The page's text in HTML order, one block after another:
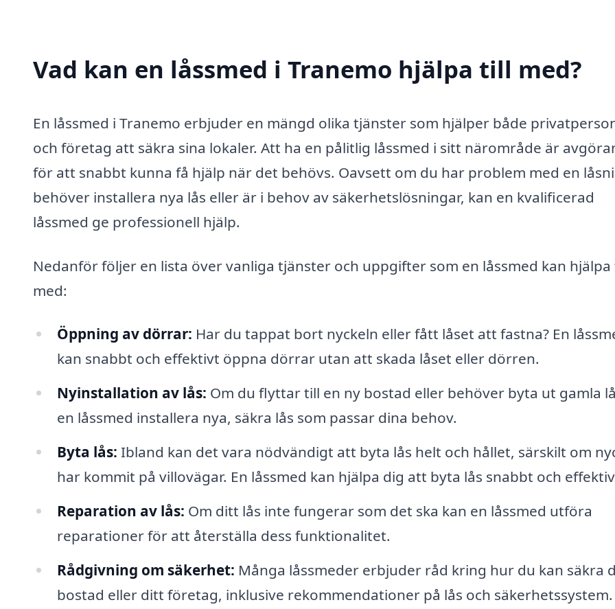
Vad kan en låssmed i Tranemo hjälpa till med?
En låssmed i Tranemo erbjuder en mängd olika tjänster som hjälper både
och företag att säkra sina lokaler. Att ha en pålitlig låssmed i sitt närområde är
för att snabbt kunna få hjälp när det behövs. Oavsett om du har problem med en
behöver installera nya lås eller är i behov av säkerhetslösningar, kan en kvalificerad
låssmed ge professionell hjälp.
Nedanför följer en lista över vanliga tjänster och uppgifter som en låssmed kan hjälpa
med:
Öppning av dörrar: Har du tappat bort nyckeln eller fått låset att fastna? En
kan snabbt och effektivt öppna dörrar utan att skada låset eller dörren.
Nyinstallation av lås: Om du flyttar till en ny bostad eller behöver byta ut gamla
en låssmed installera nya, säkra lås som passar dina behov.
Byta lås: Ibland kan det vara nödvändigt att byta lås helt och hållet, särskilt om
har kommit på villovägar. En låssmed kan hjälpa dig att byta lås snabbt och
Reparation av lås: Om ditt lås inte fungerar som det ska kan en låssmed utföra
reparationer för att återställa dess funktionalitet.
Rådgivning om säkerhet: Många låssmeder erbjuder råd kring hur du kan säkra
bostad eller ditt företag, inklusive rekommendationer på lås och säkerhetssystem.